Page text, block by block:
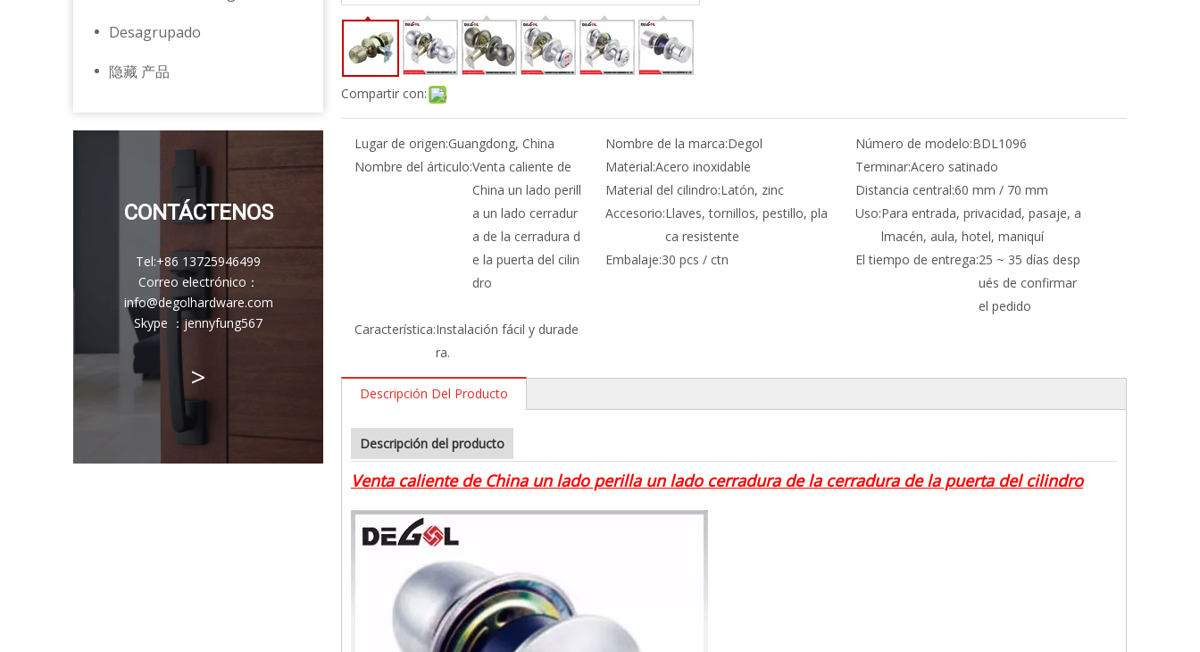
Desagrupado
隐藏 产品
CONTÁCTENOS
Tel:+86 13725946499
Correo electrónico ：
info@degolhardware.com
Skype ：jennyfung567
>
Compartir con:
Lugar de origen:Guangdong, China Nombre de la marca:Degol Número de modelo:BDL1096
Nombre del árticulo:Venta caliente de
China un lado perill
a un lado cerradur
a de la cerradura d
e la puerta del cilin
dro
Material:Acero inoxidable Terminar:Acero satinado
Material del cilindro:Latón, zinc Distancia central:60 mm / 70 mm
Accesorio:Llaves, tornillos, pestillo, pla
ca resistente
Uso:Para entrada, privacidad, pasaje, a
lmacén, aula, hotel, maniquí
Embalaje:30 pcs / ctn El tiempo de entrega:25 ~ 35 días desp
ués de confirmar
el pedido
Característica:Instalación fácil y durade
ra.
Descripción Del Producto
Descripción del producto
Venta caliente de China un lado perilla un lado cerradura de la cerradura de la puerta del cilindro